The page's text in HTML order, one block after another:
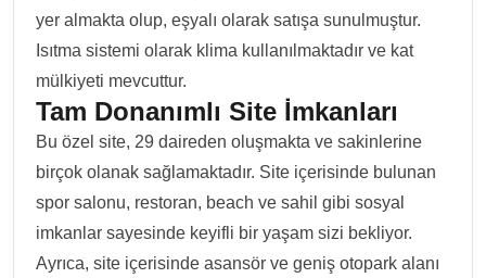
yer almakta olup, eşyalı olarak satışa sunulmuştur.
Isıtma sistemi olarak klima kullanılmaktadır ve kat
mülkiyeti mevcuttur.
Tam Donanımlı Site İmkanları
Bu özel site, 29 daireden oluşmakta ve sakinlerine
birçok olanak sağlamaktadır. Site içerisinde bulunan
spor salonu, restoran, beach ve sahil gibi sosyal
imkanlar sayesinde keyifli bir yaşam sizi bekliyor.
Ayrıca, site içerisinde asansör ve geniş otopark alanı